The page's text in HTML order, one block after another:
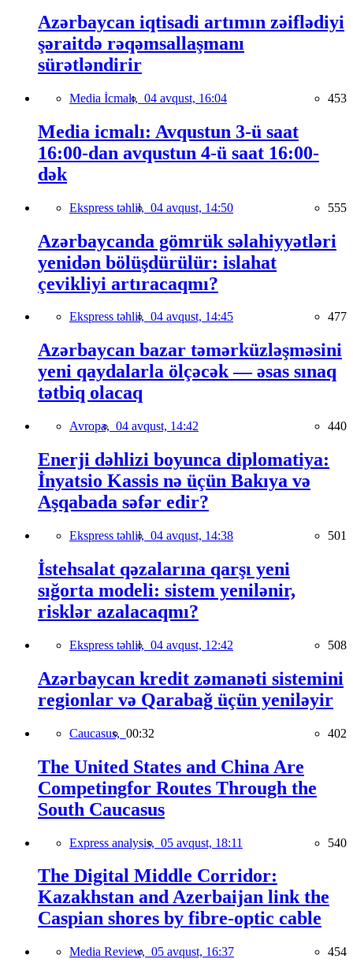
Azərbaycan iqtisadi artımın zəiflədiyi
şəraitdə rəqəmsallaşmanı
sürətləndirir
Media İcmalı, 04 avqust, 16:04 453
Media icmalı: Avqustun 3-ü saat
16:00-dan avqustun 4-ü saat 16:00-
dək
Ekspress təhlil, 04 avqust, 14:50 555
Azərbaycanda gömrük səlahiyyətləri
yenidən bölüşdürülür: islahat
çevikliyi artıracaqmı?
Ekspress təhlil, 04 avqust, 14:45 477
Azərbaycan bazar təmərküzləşməsini
yeni qaydalarla ölçəcək — əsas sınaq
tətbiq olacaq
Avropa, 04 avqust, 14:42 440
Enerji dəhlizi boyunca diplomatiya:
İnyatsio Kassis nə üçün Bakıya və
Aşqabada səfər edir?
Ekspress təhlil, 04 avqust, 14:38 501
İstehsalat qəzalarına qarşı yeni
sığorta modeli: sistem yenilənir,
risklər azalacaqmı?
Ekspress təhlil, 04 avqust, 12:42 508
Azərbaycan kredit zəmanəti sistemini
regionlar və Qarabağ üçün yeniləyir
Caucasus, 00:32 402
The United States and China Are
Competingfor Routes Through the
South Caucasus
Express analysis, 05 avqust, 18:11 540
The Digital Middle Corridor:
Kazakhstan and Azerbaijan link the
Caspian shores by fibre-optic cable
Media Review, 05 avqust, 16:37 454